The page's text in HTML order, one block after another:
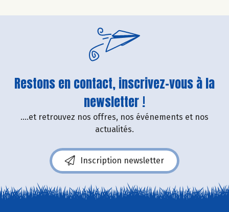
Restons en contact, inscrivez-vous à la
newsletter !
....et retrouvez nos offres, nos événements et nos
actualités.
Inscription newsletter